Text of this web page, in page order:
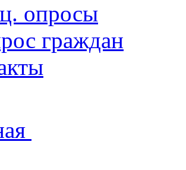
опросы
граждан